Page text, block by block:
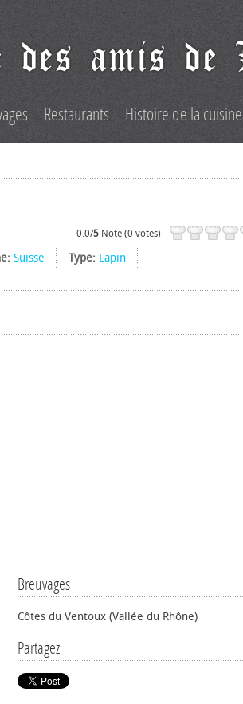
Restaurants Histoire de la cuisine
0.0/5 Note (0 votes)
Suisse Type: Lapin
Breuvages
Côtes du Ventoux (Vallée du Rhône)
Partagez